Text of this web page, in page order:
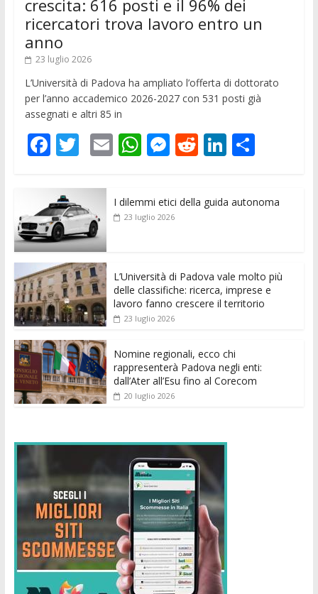
crescita: 616 posti e il 96% dei
ricercatori trova lavoro entro un
anno
23 luglio 2026
L’Università di Padova ha ampliato l’offerta di dottorato
per l’anno accademico 2026-2027 con 531 posti già
assegnati e altri 85 in
F
e
b
o
o
k
T
itt
er
E
ai
l
W
s
p
M
ss
e
er
R
di
Li
e
C
di
I dilemmi etici della guida autonoma
23 luglio 2026
L’Università di Padova vale molto più
delle classifiche: ricerca, imprese e
lavoro fanno crescere il territorio
23 luglio 2026
Nomine regionali, ecco chi
rappresenterà Padova negli enti:
dall’Ater all’Esu fino al Corecom
20 luglio 2026